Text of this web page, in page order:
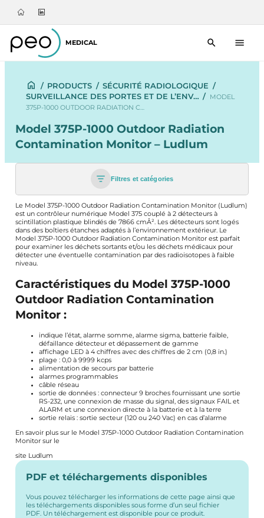
MEDICAL
/ PRODUCTS / SÉCURITÉ RADIOLOGIQUE /
SURVEILLANCE DES PORTES ET DE L’ENV… / MODEL
375P-1000 OUTDOOR RADIATION C…
Model 375P-1000 Outdoor Radiation
Contamination Monitor – Ludlum
Filtres et catégories
Le Model 375P-1000 Outdoor Radiation Contamination Monitor (Ludlum)
est un contrôleur numérique Model 375 couplé à 2 détecteurs à
scintillation plastique blindés de 7866 cmÂ². Les détecteurs sont logés
dans des boîtiers étanches adaptés à l’environnement extérieur. Le
Model 375P-1000 Outdoor Radiation Contamination Monitor est parfait
pour examiner les déchets sortants et/ou les déchets médicaux pour
détecter une éventuelle contamination par des radioisotopes à faible
niveau.
Caractéristiques du Model 375P-1000
Outdoor Radiation Contamination
Monitor :
indique l’état, alarme somme, alarme sigma, batterie faible,
défaillance détecteur et dépassement de gamme
affichage LED à 4 chiffres avec des chiffres de 2 cm (0,8 in.)
plage : 0,0 à 9999 kcps
alimentation de secours par batterie
alarmes programmables
câble réseau
sortie de données : connecteur 9 broches fournissant une sortie
RS-232, une connexion de masse du signal, des signaux FAIL et
ALARM et une connexion directe à la batterie et à la terre
sortie relais : sortie secteur (120 ou 240 Vac) en cas d’alarme
En savoir plus sur le Model 375P-1000 Outdoor Radiation Contamination
Monitor sur le
site Ludlum
PDF et téléchargements disponibles
Vous pouvez télécharger les informations de cette page ainsi que
les téléchargements disponibles sous forme d’un seul fichier
PDF. Un téléchargement est disponible pour ce produit.